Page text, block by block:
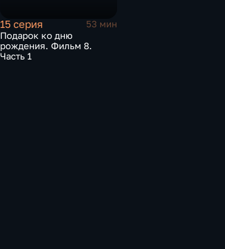
15 серия
53 мин
Подарок ко дню
рождения. Фильм 8.
Часть 1